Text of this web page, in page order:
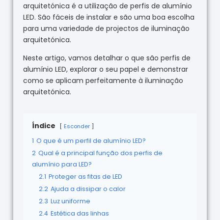
arquitetónica é a utilização de perfis de alumínio
LED. São fáceis de instalar e são uma boa escolha
para uma variedade de projectos de iluminação
arquitetónica.
Neste artigo, vamos detalhar o que são perfis de
alumínio LED, explorar o seu papel e demonstrar
como se aplicam perfeitamente à iluminação
arquitetónica.
Índice Esconder
1 O que é um perfil de alumínio LED?
2 Qual é a principal função dos perfis de
alumínio para LED?
2.1 Proteger as fitas de LED
2.2 Ajuda a dissipar o calor
2.3 Luz uniforme
2.4 Estética das linhas